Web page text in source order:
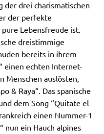
der drei charismatischen
der perfekte
Lebensfreude ist.
dreistimmige
bereits in ihrem
einen echten Internet-
Menschen auslösten,
& Raya“. Das spanische
dem Song “Quitate el
einen Nummer-1
nun ein Hauch alpines